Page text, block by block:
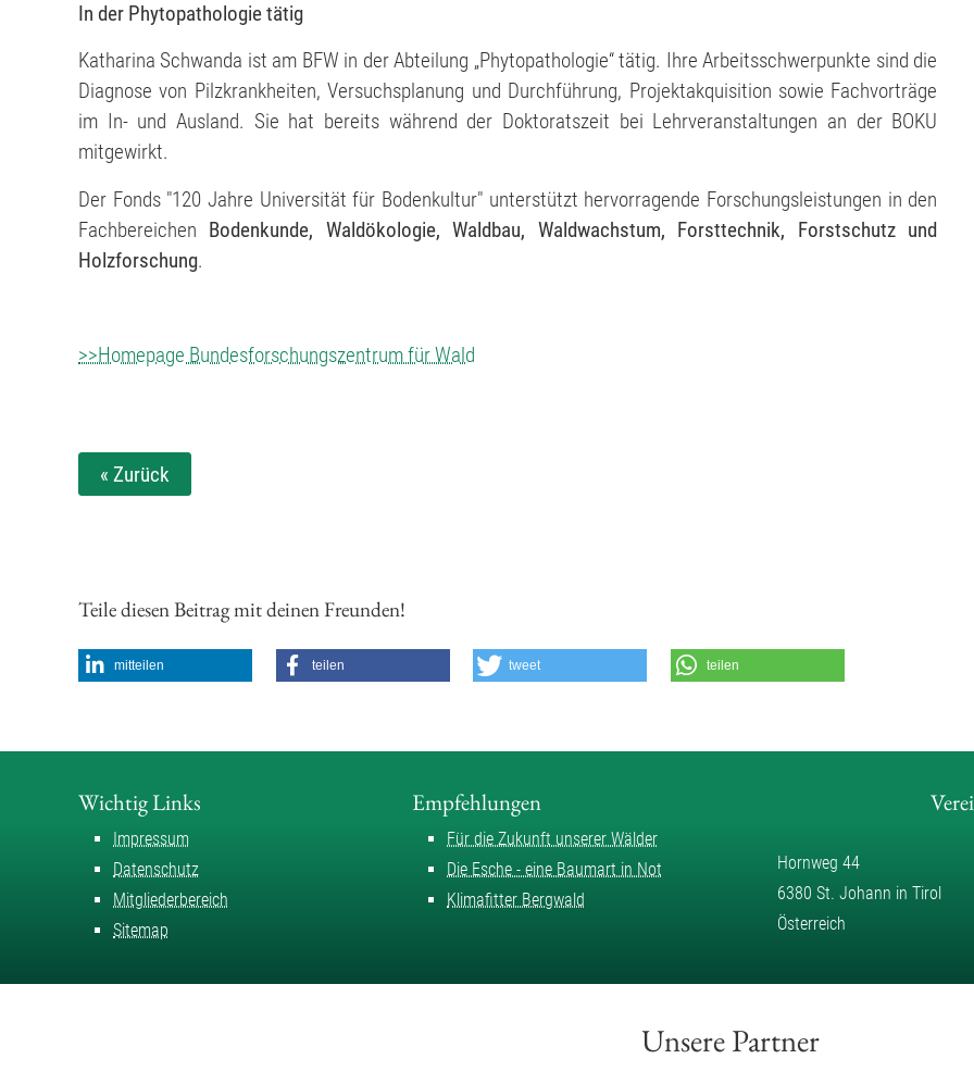
In der Phytopathologie tätig
Katharina Schwanda ist am BFW in der Abteilung „Phytopathologie“ tätig. Ihre Arbeitsschwerpunkte sind die
Diagnose von Pilzkrankheiten, Versuchsplanung und Durchführung, Projektakquisition sowie Fachvorträge
im In- und Ausland. Sie hat bereits während der Doktoratszeit bei Lehrveranstaltungen an der BOKU
mitgewirkt.
Der Fonds "120 Jahre Universität für Bodenkultur" unterstützt hervorragende Forschungsleistungen in den
Fachbereichen Bodenkunde, Waldökologie, Waldbau, Waldwachstum, Forsttechnik, Forstschutz und
Holzforschung.
>>Homepage Bundesforschungszentrum für Wald
« Zurück
Teile diesen Beitrag mit deinen Freunden!
mitteilen teilen tweet teilen
Wichtig Links
Impressum
Datenschutz
Mitgliederbereich
Sitemap
Empfehlungen
Für die Zukunft unserer Wälder
Die Esche - eine Baumart in Not
Klimafitter Bergwald
Hornweg 44
6380 St. Johann in Tirol
Österreich
Unsere Partner